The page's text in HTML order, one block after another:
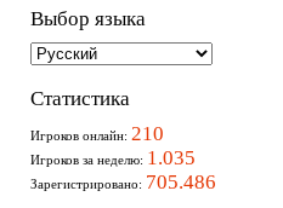
Выбор языка
Статистика
Игроков онлайн: 210
Игроков за неделю: 1.035
Зарегистрировано: 705.486